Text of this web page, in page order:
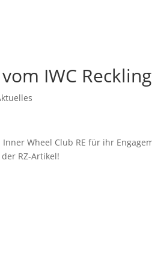
IWC
Inner Wheel Club RE für ihr
der RZ-Artikel!